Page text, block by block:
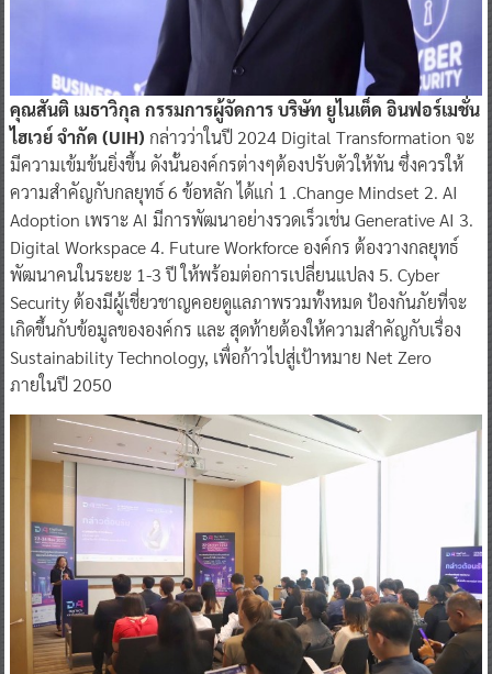
คุณสันติ เมธาวิกุล กรรมการผู้จัดการ บริษัท ยูไนเต็ด อินฟอร์เมชั่น
ไฮเวย์ จำกัด (UIH) กล่าวว่าในปี 2024 Digital Transformation จะ
มีความเข้มข้นยิ่งขึ้น ดังนั้นองค์กรต่างๆต้องปรับตัวให้ทัน ซึ่งควรให้
ความสำคัญกับกลยุทธ์ 6 ข้อหลัก ได้แก่ 1 .Change Mindset 2. AI
Adoption เพราะ AI มีการพัฒนาอย่างรวดเร็วเช่น Generative AI 3.
Digital Workspace 4. Future Workforce องค์กร ต้องวางกลยุทธ์
พัฒนาคนในระยะ 1-3 ปี ให้พร้อมต่อการเปลี่ยนแปลง 5. Cyber
Security ต้องมีผู้เชี่ยวชาญคอยดูแลภาพรวมทั้งหมด ป้องกันภัยที่จะ
เกิดขึ้นกับข้อมูลขององค์กร และ สุดท้ายต้องให้ความสำคัญกับเรื่อง
Sustainability Technology, เพื่อก้าวไปสู่เป้าหมาย Net Zero
ภายในปี 2050